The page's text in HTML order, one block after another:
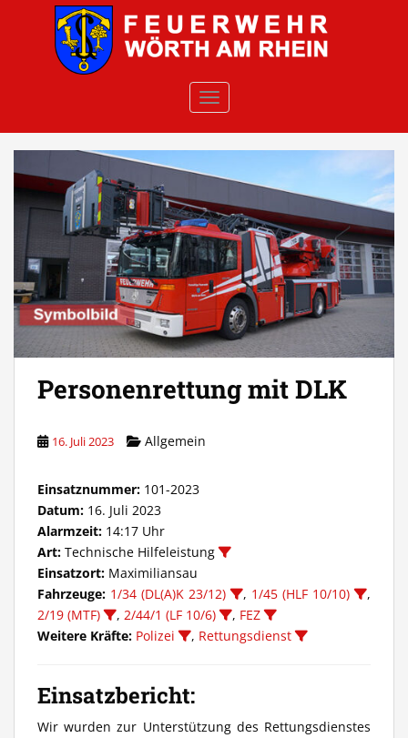
Skip to main content
TOGGLE NAVIGATION
Personenrettung mit DLK
16. Juli 2023 Allgemein
Einsatznummer: 101-2023
Datum: 16. Juli 2023
Alarmzeit: 14:17 Uhr
Art: Technische Hilfeleistung
Einsatzort: Maximiliansau
Fahrzeuge: 1/34 (DL(A)K 23/12) , 1/45 (HLF 10/10)
,
2/19 (MTF)
, 2/44/1 (LF 10/6) , FEZ
Weitere Kräfte: Polizei , Rettungsdienst
Einsatzbericht:
Wir wurden zur Unterstützung des Rettungsdienstes